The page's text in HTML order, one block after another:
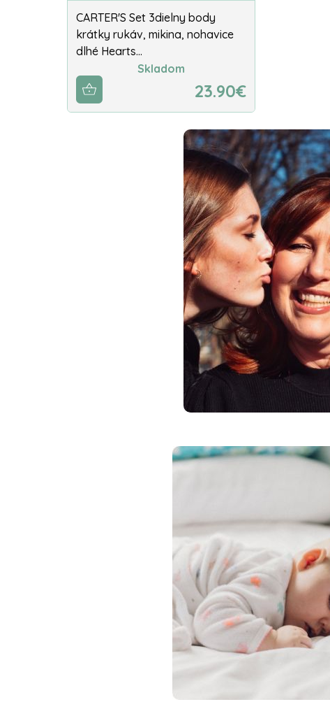
CARTER'S Set 3dielny body
krátky rukáv, mikina, nohavice
dlhé Hearts…
Skladom
23.90€